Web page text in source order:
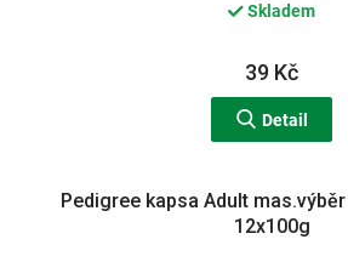
Skladem
39 Kč
Detail
Pedigree kapsa Adult
12x100g